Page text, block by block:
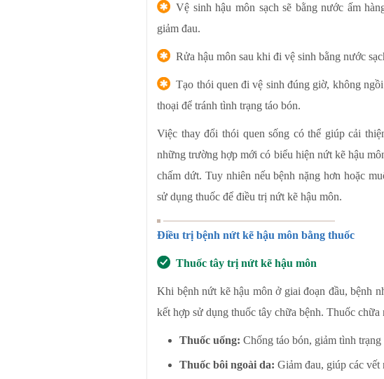
Vệ sinh hậu môn sạch sẽ bằng nước ấm
giảm đau.
Rửa hậu môn sau khi đi vệ sinh bằng nước
Tạo thói quen đi vệ sinh đúng giờ, không
thoại để tránh tình trạng táo bón.
Việc thay đổi thói quen sống có thể giúp cải
những trường hợp mới có biểu hiện nứt kẽ hậu
chấm dứt. Tuy nhiên nếu bệnh nặng hơn hoặc
sử dụng thuốc để điều trị nứt kẽ hậu môn.
Điều trị bệnh nứt kẽ hậu môn bằng thuốc
Thuốc tây trị nứt kẽ hậu môn
Khi bệnh nứt kẽ hậu môn ở giai đoạn đầu, bệnh
kết hợp sử dụng thuốc tây chữa bệnh. Thuốc
Thuốc uống: Chống táo bón, giảm tình
Thuốc bôi ngoài da: Giảm đau, giúp các vết